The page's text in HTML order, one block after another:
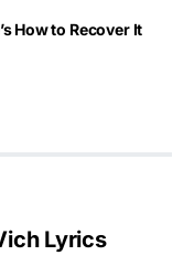
How to Recover It
Lyrics